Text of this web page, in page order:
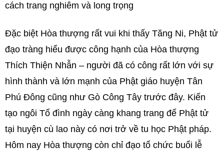
cách trang nghiêm và long trọng
Đặc biệt Hòa thượng rất vui khi thấy Tăng Ni, Phật tử
đạo tràng hiểu được công hạnh của Hòa thượng
Thích Thiện Nhẫn – người đã có công rất lớn với sự
hình thành và lớn mạnh của Phật giáo huyện Tân
Phú Đông cũng như Gò Công Tây trước đây. Kiến
tạo ngôi Tổ đình ngày càng khang trang để Phật tử
tại huyện cù lao này có nơi trở về tu học Phật pháp.
Hôm nay Hòa thượng còn chỉ đạo tổ chức buổi lễ